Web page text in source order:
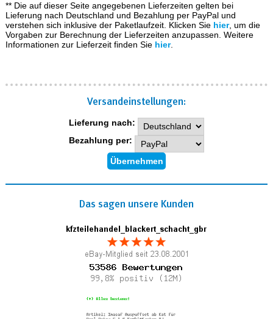
** Die auf dieser Seite angegebenen Lieferzeiten gelten bei
Lieferung nach Deutschland und Bezahlung per PayPal und
verstehen sich inklusive der Paketlaufzeit. Klicken Sie hier, um die
Vorgaben zur Berechnung der Lieferzeiten anzupassen. Weitere
Informationen zur Lieferzeit finden Sie hier.
Versand­einstellungen:
Lieferung nach:
Bezahlung per:
Das sagen unsere Kunden